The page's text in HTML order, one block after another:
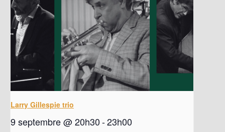
Larry Gillespie trio
9 septembre @ 20h30-23h00